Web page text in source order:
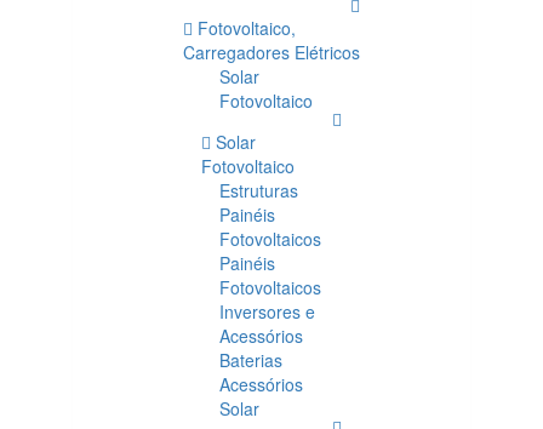
Fotovoltaico,
Carregadores Elétricos
Solar
Fotovoltaico
Solar
Fotovoltaico
Estruturas
Painéis
Fotovoltaicos
Painéis
Fotovoltaicos
Inversores e
Acessórios
Baterias
Acessórios
Solar